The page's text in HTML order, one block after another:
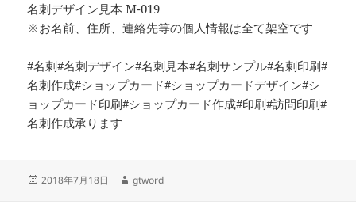
名刺デザイン見本 M-019
※お名前、住所、連絡先等の個人情報は全て架空です
#名刺#名刺デザイン#名刺見本#名刺サンプル#名刺印刷#
名刺作成#ショップカード#ショップカードデザイン#シ
ョップカード印刷#ショップカード作成#印刷#訪問印刷#
名刺作成承ります
投
2018年7月18日
作
gtword